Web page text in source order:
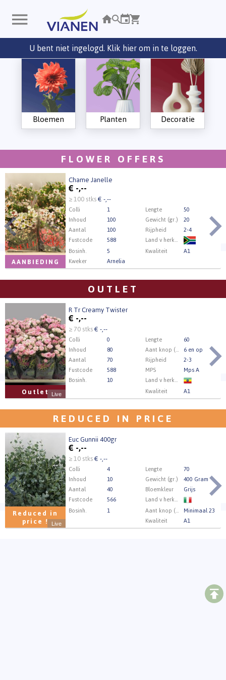
U bent niet ingelogd. Klik hier om in te loggen.
Bloemen Planten Decoratie
FLOWER OFFERS
AANBIEDING
Chame Janelle
€ -,--
≥ 100 stks€ -,--
Colli 1 Lengte
50
Inhoud
100 Gewicht (gr.)
20
Aantal
100 Rijpheid
2-4
Fustcode
588
Bosinh.
5 Kwaliteit
A1
Kweker
Arnelia
OUTLET
Outlet Live
R Tr Creamy Twister
€ -,--
≥ 70 stks€ -,--
Colli 0 Lengte
60
Inhoud
80 Aant knop (min.)
6 en op
Aantal
70 Rijpheid
2-3
Fustcode
588 MPS
Mps A
Bosinh.
10
Kwaliteit
A1
Kweker
Sun Spray
REDUCED IN PRICE
Reduced in
price ! Live
Euc Gunnii 400gr
€ -,--
≥ 10 stks€ -,--
Colli 4 Lengte
70
Inhoud
10 Gewicht (gr.)
400 Gram
Aantal
40 Bloemkleur
Grijs
Fustcode
566
Bosinh.
1 Aant knop (min.)
Minimaal 23
Kwaliteit
A1